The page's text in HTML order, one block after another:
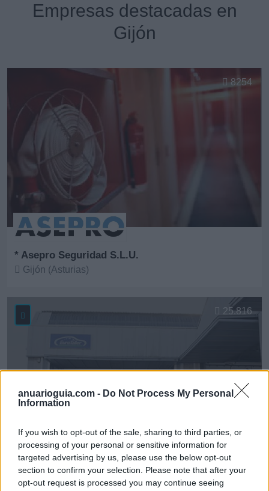
anuarioguia.com - Do Not Process My Personal
Information
If you wish to opt-out of the sale, sharing to third parties, or
processing of your personal or sensitive information for
targeted advertising by us, please use the below opt-out
section to confirm your selection. Please note that after your
opt-out request is processed you may continue seeing
Empresas destacadas en
Gijón
* Asepro Seguridad S.L.U.
Gijón (Asturias)
8254
* ASMECA Asistencia Mecánica Integral, S.L.
25.816